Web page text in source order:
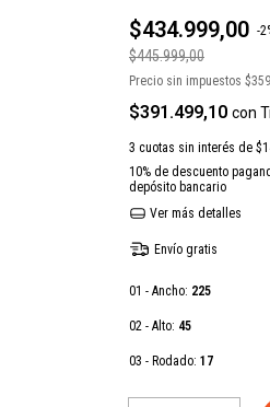
$434.999,00 -2
$445.999,00
Precio sin impuestos
$391.499,10 con
3 cuotas sin interés de
10% de descuento
depósito bancario
Ver más detalles
Envío gratis
01 - Ancho: 225
02 - Alto: 45
03 - Rodado: 17